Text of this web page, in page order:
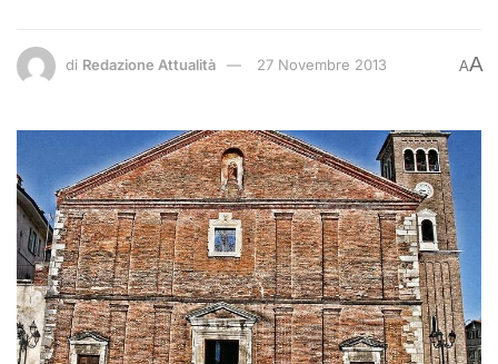
di Redazione Attualità 27 Novembre 2013 AA